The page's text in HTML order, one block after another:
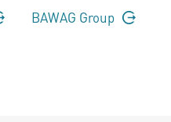
BAWAG Group